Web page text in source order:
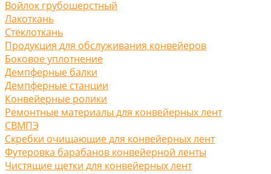
Войлок грубошерстный
Лакоткань
Стеклоткань
Продукция для обслуживания конвейеров
Боковое уплотнение
Демпферные балки
Демпферные станции
Конвейерные ролики
Ремонтные материалы для конвейерных лент
СВМПЭ
Скребки очищающие для конвейерных лент
Футеровка барабанов конвейерной ленты
Чистящие щетки для конвейерных лент